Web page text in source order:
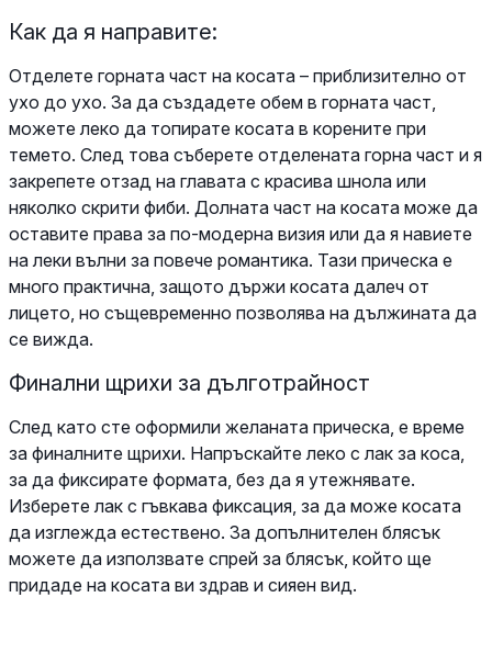
Как да я направите:
Отделете горната част на косата – приблизително от
ухо до ухо. За да създадете обем в горната част,
можете леко да топирате косата в корените при
темето. След това съберете отделената горна част и я
закрепете отзад на главата с красива шнола или
няколко скрити фиби. Долната част на косата може да
оставите права за по-модерна визия или да я навиете
на леки вълни за повече романтика. Тази прическа е
много практична, защото държи косата далеч от
лицето, но същевременно позволява на дължината да
се вижда.
Финални щрихи за дълготрайност
След като сте оформили желаната прическа, е време
за финалните щрихи. Напръскайте леко с лак за коса,
за да фиксирате формата, без да я утежнявате.
Изберете лак с гъвкава фиксация, за да може косата
да изглежда естествено. За допълнителен блясък
можете да използвате спрей за блясък, който ще
придаде на косата ви здрав и сияен вид.